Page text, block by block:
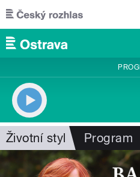
Přejít k hlavnímu obsahu
Životní styl Program